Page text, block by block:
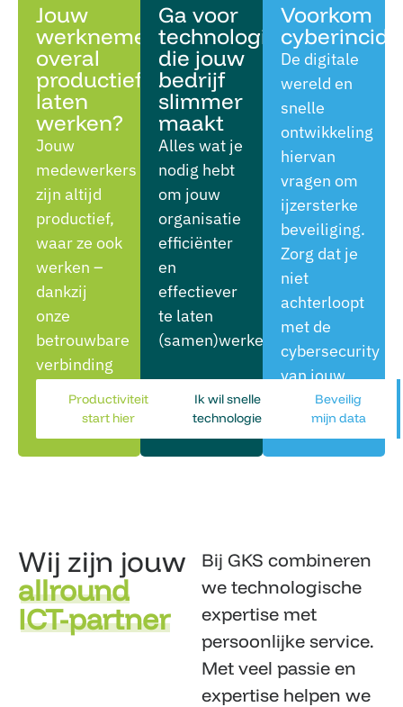
Jouw
werknemers
overal
productief
laten
werken?
Jouw
medewerkers
zijn altijd
productief,
waar ze ook
werken –
dankzij
onze
betrouwbare
verbinding
infrastructuur.
Productiviteit
start hier
Ga voor
technologie
die jouw
bedrijf
slimmer
maakt
Alles wat je
nodig hebt
om jouw
organisatie
efficiënter
en
effectiever
te laten
(samen)werken.
Ik wil snelle
technologie
Voorkom
De digitale
wereld en
snelle
ontwikkeling
hiervan
vragen om
ijzersterke
beveiliging.
Zorg dat je
niet
achterloopt
met de
cybersecurity
van jouw
bedrijf.Beveilig
mijn data
Wij zijn jouw
allround
ICT-partner
Bij GKS combineren
we technologische
expertise met
persoonlijke service.
Met veel passie en
expertise helpen we